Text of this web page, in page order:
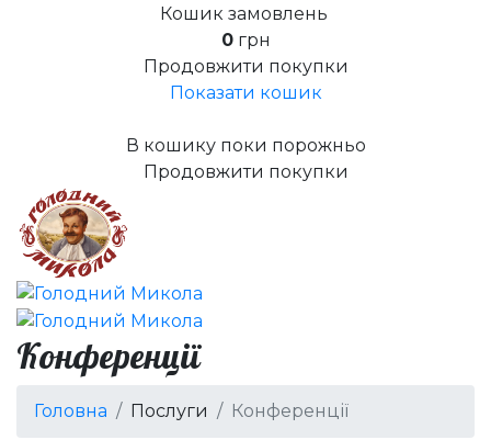
Кошик замовлень
0грн
Продовжити покупки
Показати кошик
В кошику поки порожньо
Продовжити покупки
Конференції
Головна Послуги Конференції